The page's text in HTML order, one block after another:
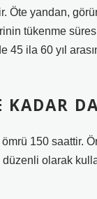
Öte yandan,
tükenme
45 ila 60 yıl
KADAR
150 saattir.
olarak